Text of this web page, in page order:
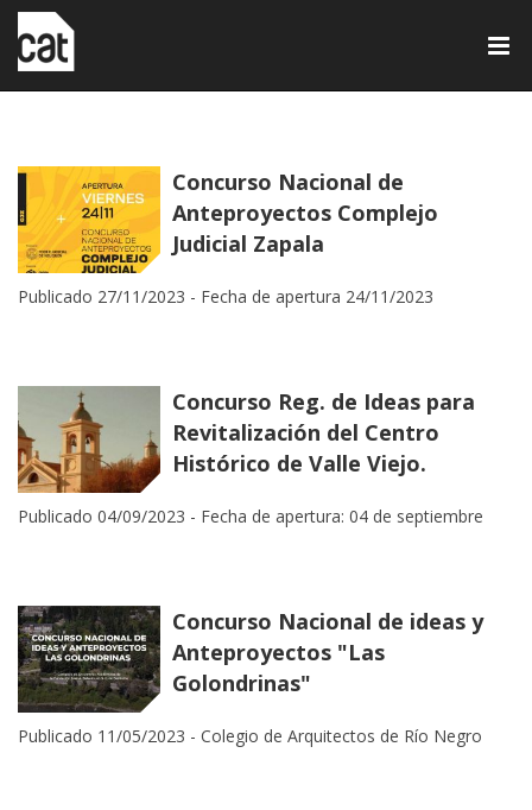
Concurso Nacional de
Anteproyectos Complejo
Judicial Zapala
Publicado 27/11/2023 - Fecha de apertura 24/11/2023
Concurso Reg. de Ideas para
Revitalización del Centro
Histórico de Valle Viejo.
Publicado 04/09/2023 - Fecha de apertura: 04 de septiembre
Concurso Nacional de ideas y
Anteproyectos "Las
Golondrinas"
Publicado 11/05/2023 - Colegio de Arquitectos de Río Negro